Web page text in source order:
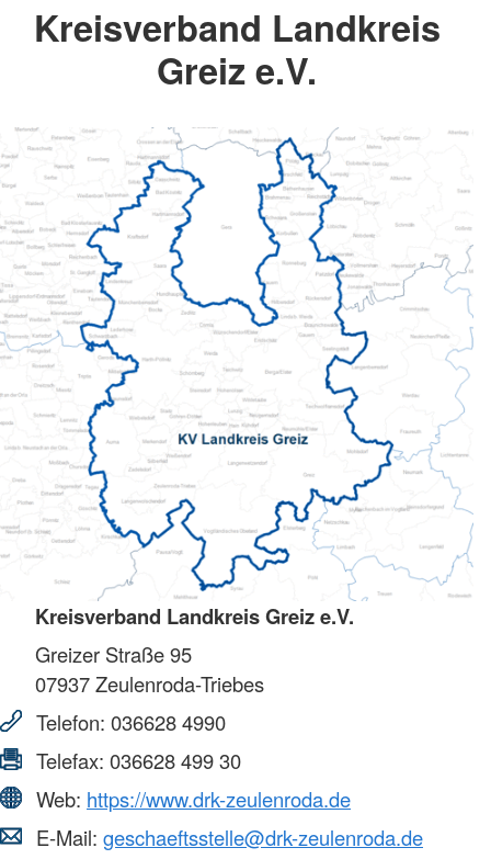
Kreisverband Landkreis
Greiz e.V.
Kreisverband Landkreis Greiz e.V.
Greizer Straße 95
07937Zeulenroda-Triebes
Telefon: 036628 4990
Telefax: 036628 499 30
Web: https://www.drk-zeulenroda.de
E-Mail: geschaeftsstelle@drk-zeulenroda.de